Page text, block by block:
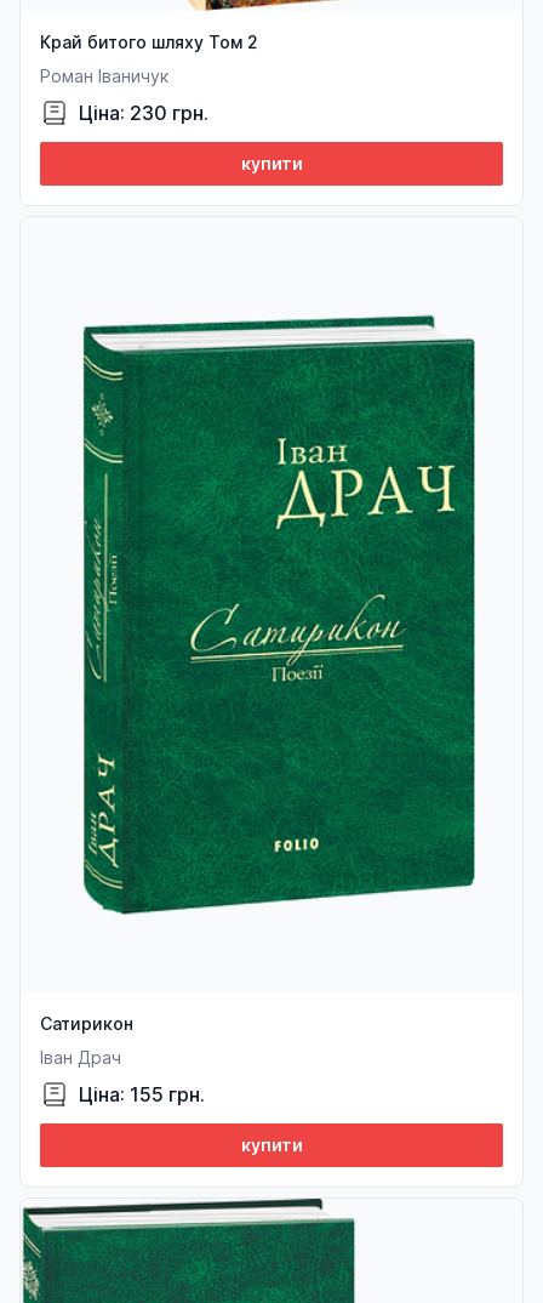
Край битого шляху Том 2
Роман Іваничук
Ціна: 230 грн.
купити
Сатирикон
Іван Драч
Ціна: 155 грн.
купити